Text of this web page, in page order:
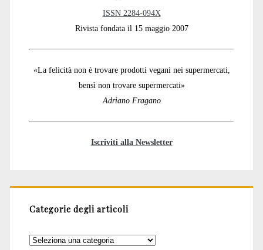
ISSN 2284-094X
Rivista fondata il 15 maggio 2007
«La felicità non è trovare prodotti vegani nei supermercati,
bensì non trovare supermercati»
Adriano Fragano
Iscriviti alla Newsletter
Categorie degli articoli
Categorie